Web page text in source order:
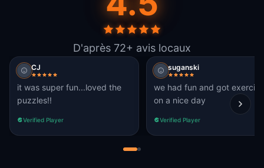
D'après 72+ avis locaux
CJ
it was super fun...loved the
puzzles!!
Verified Player
suganski
we had fun and got exercise
on a nice day
Verified Player